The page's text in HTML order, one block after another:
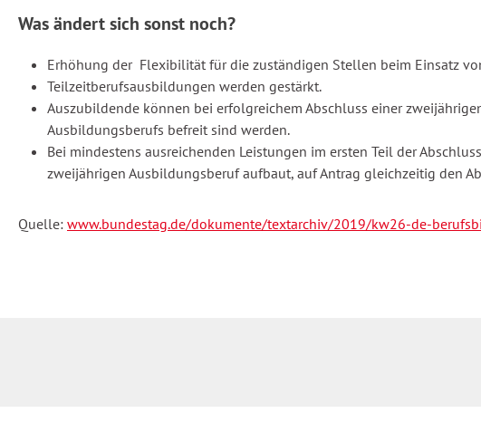
Was ändert sich sonst noch?
Erhöhung der Flexibilität für die zuständigen Stellen beim Einsatz
Teilzeitberufsausbildungen werden gestärkt.
Auszubildende können bei erfolgreichem Abschluss einer
Ausbildungsberufs befreit sind werden.
Bei mindestens ausreichenden Leistungen im ersten Teil der
zweijährigen Ausbildungsberuf aufbaut, auf Antrag gleichzeitig den
Quelle: www.bundestag.de/dokumente/textarchiv/2019/kw26-de-